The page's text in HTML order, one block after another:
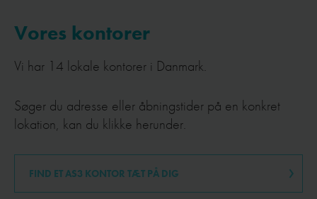
Vores kontorer
Vi har 14 lokale kontorer i Danmark.
Søger du adresse eller åbningstider på en konkret
lokation, kan du klikke herunder.
FIND ET AS3 KONTOR TÆT PÅ DIG